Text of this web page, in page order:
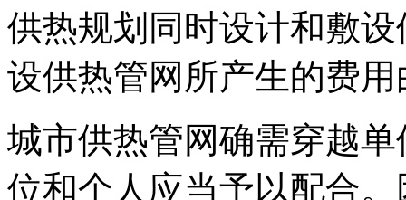
供热规划同时设计和敷
设供热管网所产生的费
城市供热管网确需穿越
位和个人应当予以配合